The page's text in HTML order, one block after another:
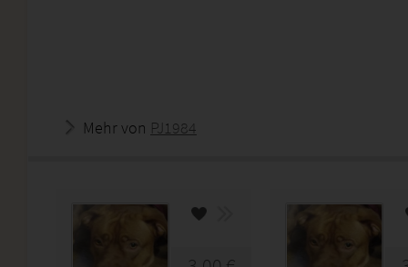
Mehr von PJ1984